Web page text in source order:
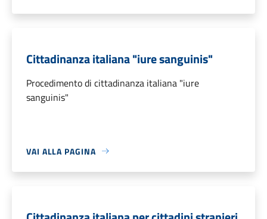
Cittadinanza italiana "iure sanguinis"
Procedimento di cittadinanza italiana "iure
sanguinis"
VAI ALLA PAGINA